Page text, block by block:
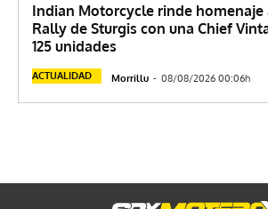
Indian Motorcycle rinde
Rally de Sturgis con una Chief
125 unidades
ACTUALIDAD Morrillu - 08/08/2026 00:06h